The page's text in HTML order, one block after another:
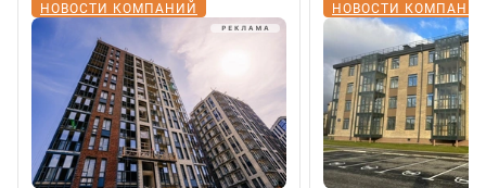
НОВОСТИ КОМПАНИЙ НОВОСТИ